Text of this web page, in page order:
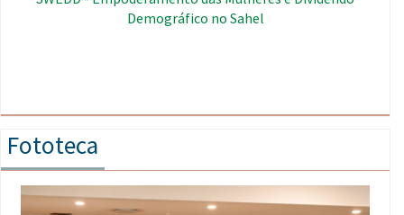
Demográfico no Sahel
Fototeca
Imagem